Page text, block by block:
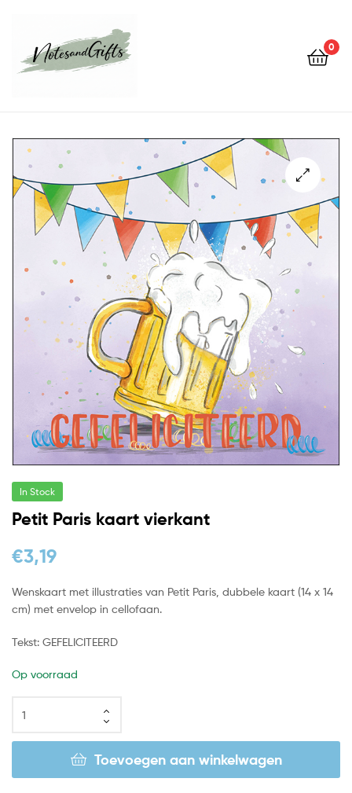
0
In Stock
Petit Paris kaart vierkant
€3,19
Wenskaart met illustraties van Petit Paris, dubbele kaart (14 x 14
cm) met envelop in cellofaan.
Tekst: GEFELICITEERD
Op voorraad
Toevoegen aan winkelwagen